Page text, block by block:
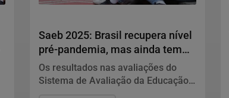
Saeb 2025: Brasil recupera nível
pré-pandemia, mas ainda tem
gargalos
Os resultados nas avaliações do
Sistema de Avaliação da Educação